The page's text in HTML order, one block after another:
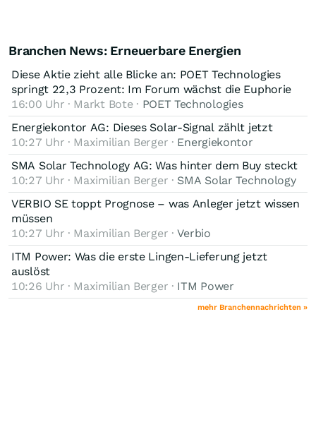
Branchen News: Erneuerbare Energien
Diese Aktie zieht alle Blicke an: POET Technologies
springt 22,3 Prozent: Im Forum wächst die Euphorie
16:00 Uhr · Markt Bote · POET Technologies
Energiekontor AG: Dieses Solar-Signal zählt jetzt
10:27 Uhr · Maximilian Berger · Energiekontor
SMA Solar Technology AG: Was hinter dem Buy steckt
10:27 Uhr · Maximilian Berger · SMA Solar Technology
VERBIO SE toppt Prognose – was Anleger jetzt wissen
müssen
10:27 Uhr · Maximilian Berger ·Verbio
ITM Power: Was die erste Lingen-Lieferung jetzt
auslöst
10:26 Uhr · Maximilian Berger · ITM Power
mehr Branchennachrichten »